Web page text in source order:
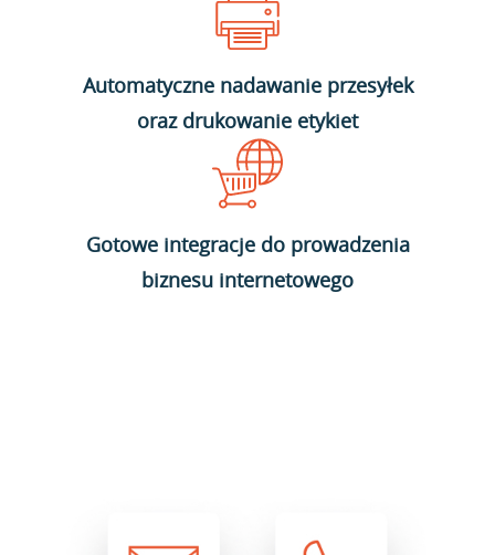
Automatyczne nadawanie przesyłek
oraz drukowanie etykiet
Gotowe integracje do prowadzenia
biznesu internetowego